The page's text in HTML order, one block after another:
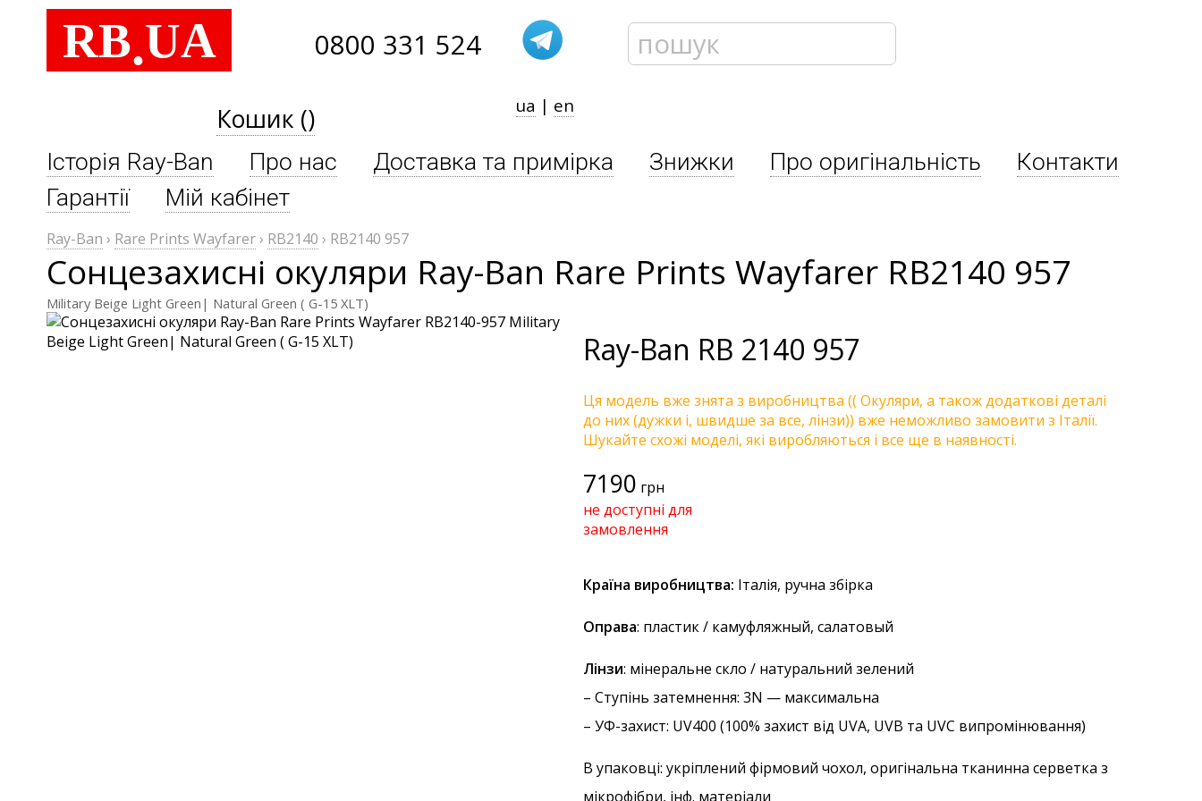
RB.UA 0800 331 524
Кошик () ua | en
Історія Ray-Ban Про нас Доставка та примірка Знижки Про оригінальність
Контакти
Гарантії
Мій кабінет
Ray-Ban › Rare Prints Wayfarer› RB2140 › RB2140 957
Сонцезахисні окуляри Ray-Ban Rare Prints Wayfarer RB2140 957
Military Beige Light Green| Natural Green ( G-15 XLT)
Ray-Ban RB 2140 957
Ця модель вже знята з виробництва (( Окуляри, а також додаткові деталі
до них (дужки і, швидше за все, лінзи)) вже неможливо замовити з Італії.
Шукайте схожі моделі, які виробляються і все ще в наявності.
7190 грн
не доступні для
замовлення
Країна виробництва: Італія, ручна збірка
Оправа: пластик / камуфляжный, салатовый
Лінзи: мінеральне скло / натуральний зелений
– Ступінь затемнення: 3N — максимальна
– УФ-захист: UV400 (100% захист від UVA, UVB та UVC випромінювання)
В упаковці: укріплений фірмовий чохол, оригінальна тканинна серветка з
мікрофібри, інф. матеріали